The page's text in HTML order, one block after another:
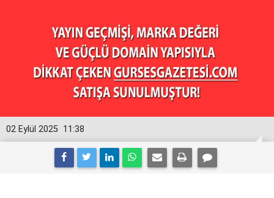
11:38
02 Eylül 2025